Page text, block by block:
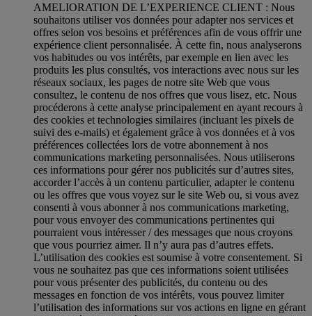
AMELIORATION DE L’EXPERIENCE CLIENT : Nous
souhaitons utiliser vos données pour adapter nos services et
offres selon vos besoins et préférences afin de vous offrir une
expérience client personnalisée. À cette fin, nous analyserons
vos habitudes ou vos intérêts, par exemple en lien avec les
produits les plus consultés, vos interactions avec nous sur les
réseaux sociaux, les pages de notre site Web que vous
consultez, le contenu de nos offres que vous lisez, etc. Nous
procéderons à cette analyse principalement en ayant recours à
des cookies et technologies similaires (incluant les pixels de
suivi des e-mails) et également grâce à vos données et à vos
préférences collectées lors de votre abonnement à nos
communications marketing personnalisées. Nous utiliserons
ces informations pour gérer nos publicités sur d’autres sites,
accorder l’accès à un contenu particulier, adapter le contenu
ou les offres que vous voyez sur le site Web ou, si vous avez
consenti à vous abonner à nos communications marketing,
pour vous envoyer des communications pertinentes qui
pourraient vous intéresser / des messages que nous croyons
que vous pourriez aimer. Il n’y aura pas d’autres effets.
L’utilisation des cookies est soumise à votre consentement. Si
vous ne souhaitez pas que ces informations soient utilisées
pour vous présenter des publicités, du contenu ou des
messages en fonction de vos intérêts, vous pouvez limiter
l’utilisation des informations sur vos actions en ligne en gérant